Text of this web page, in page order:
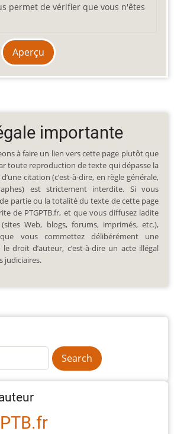
permet de vérifier que vous n'êtes
importante
à faire un lien vers cette page plutôt que
toute reproduction de texte qui dépasse la
citation (c’est-à-dire, en règle générale,
est strictement interdite. Si vous
partie ou la totalité du texte de cette page
de PTGPTB.fr, et que vous diffusez ladite
Web, blogs, forums, imprimés, etc.),
vous commettez délibérément une
droit d’auteur, c’est-à-dire un acte illégal
judiciaires.